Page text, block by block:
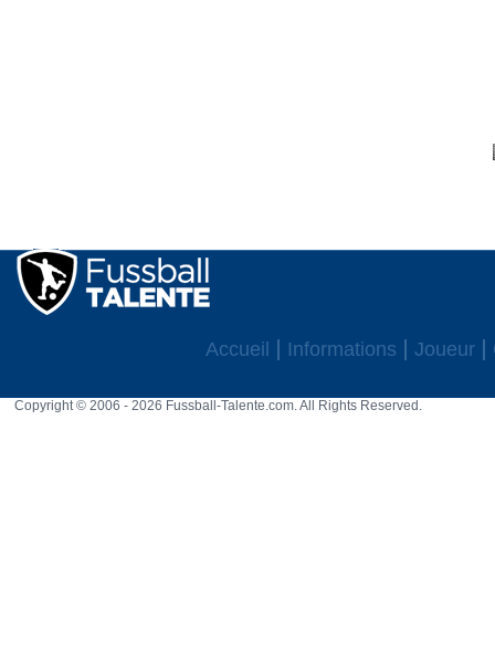
Accueil Informations Joueur
Copyright © 2006 - 2026 Fussball-Talente.com. All Rights Reserved.